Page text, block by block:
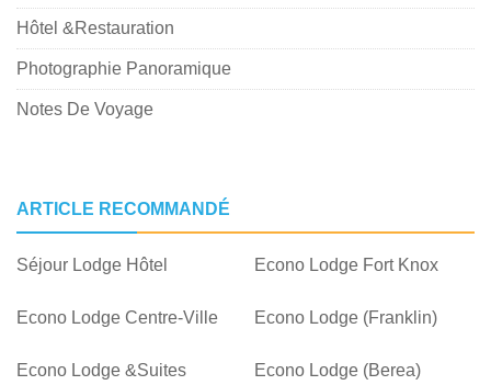
Hôtel &Restauration
Photographie Panoramique
Notes De Voyage
ARTICLE RECOMMANDÉ
Séjour Lodge Hôtel Econo Lodge Fort Knox
Econo Lodge Centre-Ville Econo Lodge (Franklin)
Econo Lodge &Suites Econo Lodge (Berea)